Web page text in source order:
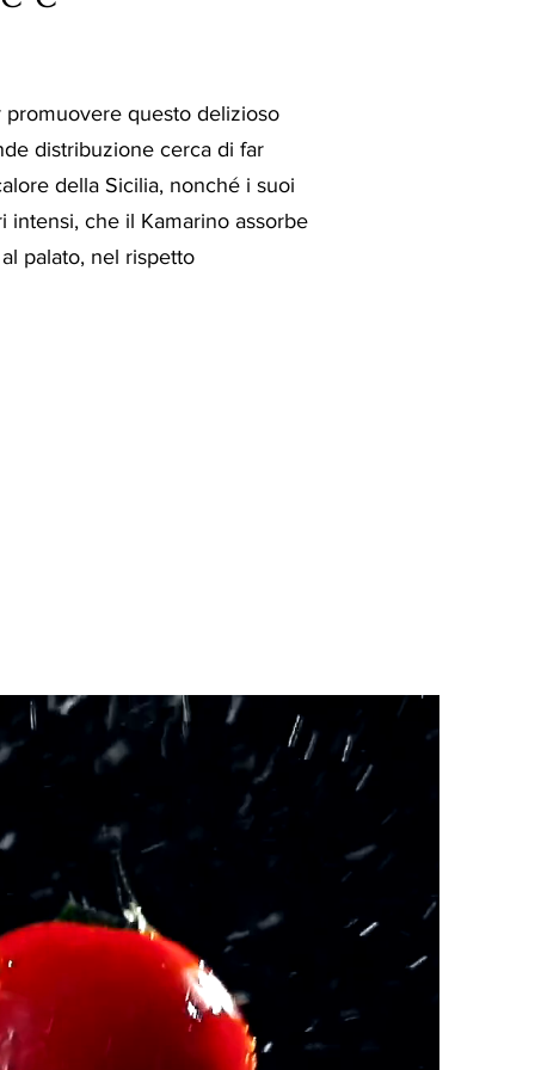
questo delizioso
distribuzione cerca di far
della Sicilia, nonché i suoi
intensi, che il Kamarino assorbe
palato, nel rispetto